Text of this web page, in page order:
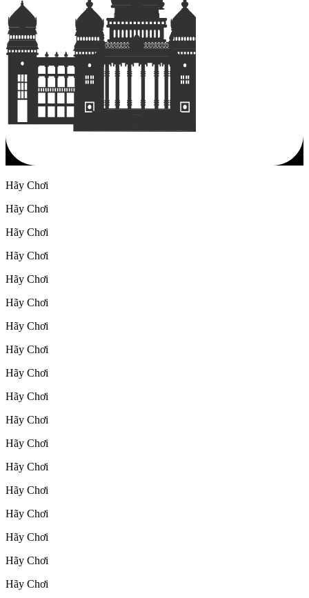
Hãy Chơi
Hãy Chơi
Hãy Chơi
Hãy Chơi
Hãy Chơi
Hãy Chơi
Hãy Chơi
Hãy Chơi
Hãy Chơi
Hãy Chơi
Hãy Chơi
Hãy Chơi
Hãy Chơi
Hãy Chơi
Hãy Chơi
Hãy Chơi
Hãy Chơi
Hãy Chơi